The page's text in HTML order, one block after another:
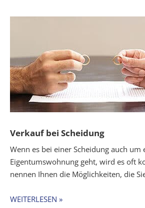
Verkauf bei Scheidung
Wenn es bei einer Scheidung auch um
Eigentumswohnung geht, wird es oft
nennen Ihnen die Möglichkeiten, die
WEITERLESEN »